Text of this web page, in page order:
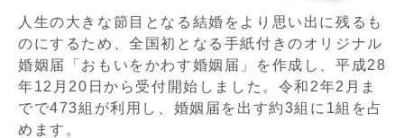
人生の大きな節目となる結婚をより思い出に残るも
のにするため、全国初となる手紙付きのオリジナル
婚姻届「おもいをかわす婚姻届」を作成し、平成28
年12月20日から受付開始しました。令和2年2月ま
でで473組が利用し、婚姻届を出す約3組に1組を占
めます。